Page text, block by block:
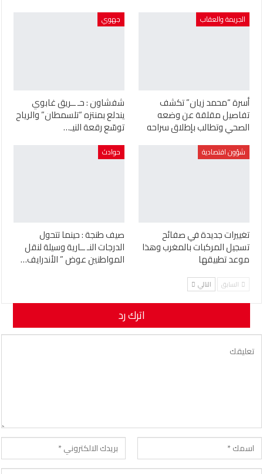
الجريمة والعقاب
أسرة “محمد زيان” تكشف
تفاصيل مقلقة عن وضعه
الصحي وتطالب بإطلاق سراحه
جهوي
شفشاون : حـ ــريق غابوي
يندلع بمنتزه “تلسمطان” والرياح
توسّع رقعة النيـ…
شؤون اقتصادية
تغييرات جديدة في صفائح
تسجيل المركبات بالمغرب وهذا
موعد تطبيقها
حوادث
صيف طنجة : حينما تتحول
الدرجات النـ ــارية وسيلة لنقل
المواطنين عوض ” الأندرايف…
السابق التالي
اترك رد
لن يتم نشر عنوان بريدك الإلكتروني.